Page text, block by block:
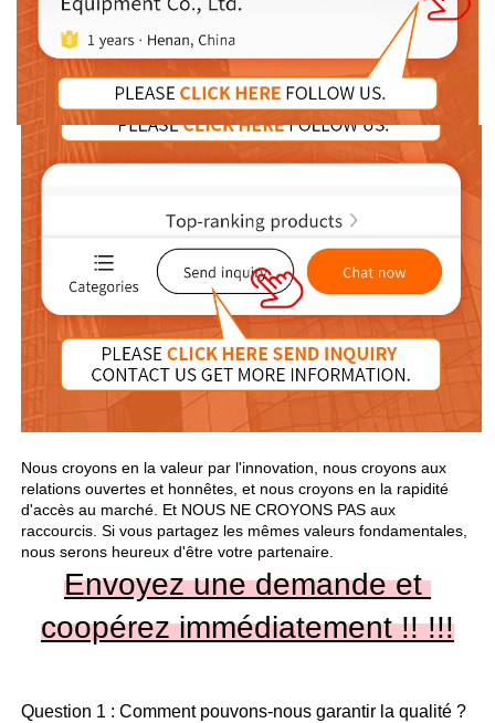
Nous croyons en la valeur par l'innovation, nous croyons aux
relations ouvertes et honnêtes, et nous croyons en la rapidité
d'accès au marché. Et NOUS NE CROYONS PAS aux
raccourcis. Si vous partagez les mêmes valeurs fondamentales,
nous serons heureux d'être votre partenaire.
Envoyez une demande et
coopérez immédiatement !! !!!
Question 1 : Comment pouvons-nous garantir la qualité ?